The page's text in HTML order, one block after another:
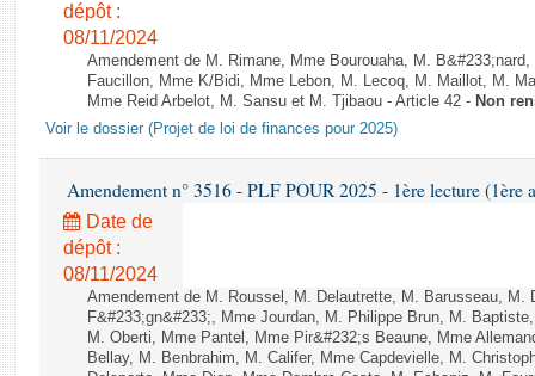
dépôt :
08/11/2024
Amendement de M. Rimane, Mme Bourouaha, M.
Faucillon, Mme K/Bidi, Mme Lebon, M. Lecoq, M. Maillot, M.
Mme Reid Arbelot, M. Sansu et M. Tjibaou - Article 42 - Non
Voir le dossier (Projet de loi de finances pour 2025)
Amendement n° 3516 - PLF POUR 2025 - 1ère lecture (1ère
Date de
dépôt :
08/11/2024
Amendement de M. Roussel, M. Delautrette, M. Barusseau, M.
F&#233;gn&#233;, Mme Jourdan, M. Philippe Brun, M.
M. Oberti, Mme Pantel, Mme Pir&#232;s Beaune, Mme
Bellay, M. Benbrahim, M. Califer, Mme Capdevielle, M.